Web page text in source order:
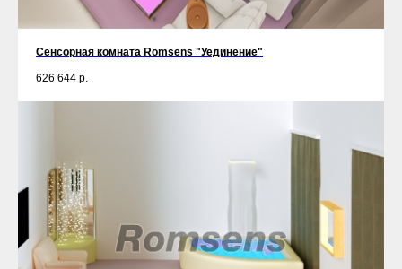
Сенсорная комната Romsens "Уединение"
626 644 р.